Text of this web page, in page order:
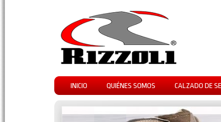
INICIO QUIÉNES SOMOS CALZADO DE